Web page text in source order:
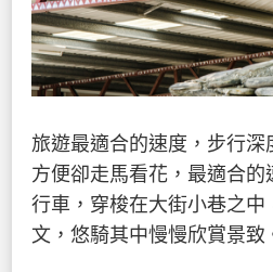
旅遊最適合的速度，步行深
方便卻走馬看花，最適合的
行車，穿梭在大街小巷之中
文，悠騎其中慢慢欣賞景